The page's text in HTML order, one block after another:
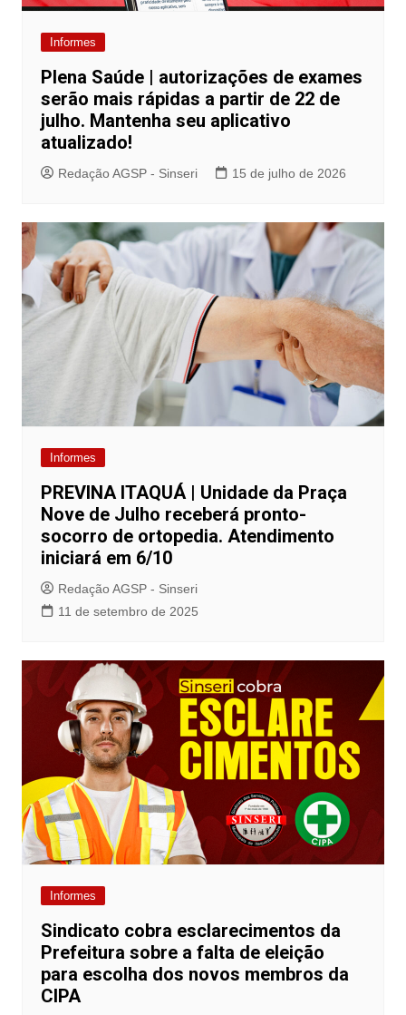
Informes
Plena Saúde | autorizações de exames
serão mais rápidas a partir de 22 de
julho. Mantenha seu aplicativo
atualizado!
Redação AGSP - Sinseri 15 de julho de 2026
Informes
PREVINA ITAQUÁ | Unidade da Praça
Nove de Julho receberá pronto-
socorro de ortopedia. Atendimento
iniciará em 6/10
Redação AGSP - Sinseri
11 de setembro de 2025
Informes
Sindicato cobra esclarecimentos da
Prefeitura sobre a falta de eleição
para escolha dos novos membros da
CIPA